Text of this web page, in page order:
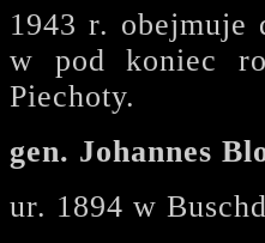
1943 r. obejmuje
w pod koniec
Piechoty.
gen. Johannes
ur. 1894 w